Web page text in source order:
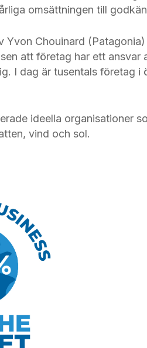
omsättningen till
Yvon Chouinard
att företag har ett ansvar
I dag är tusentals företag i
ideella organisationer
vind och sol.